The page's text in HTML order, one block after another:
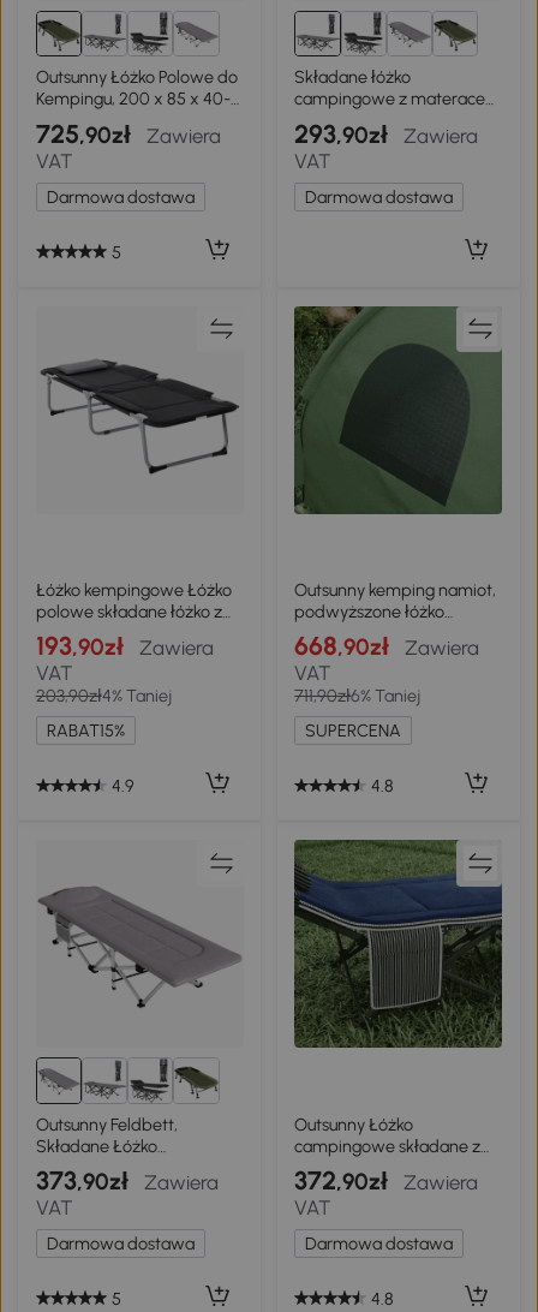
Outsunny Łóżko Polowe do
Kempingu, 200 x 85 x 40-
55 cm, Zielone
725,90zł
Zawiera
VAT
Darmowa dostawa
5
Składane łóżko
campingowe z materacem
i poduszką
293,90zł
Zawiera
VAT
Darmowa dostawa
Łóżko kempingowe Łóżko
polowe składane łóżko z
poduszkami Leżak
kempingowy , czarne
193,90zł
Zawiera
VAT
203,90zł4% Taniej
RABAT15%
4.9
Outsunny kemping namiot,
podwyższone łóżko
kempingowe, łóżko
polowe, namiot kopułowy z
materacem
nadmuchiwanym, leżanka
dla 2 osób, wodoodporny,
z pompką, tafta, zielony dł.
kempingowy łóżko
668,90zł
Zawiera
VAT
711,90zł6% Taniej
SUPERCENA
4.8
Outsunny Feldbett,
Składane Łóżko
Kempingowe z Torbą na
Ramię, Leżanka
Kempingowa z Torbą
Transportową, do 200 kg
Nośności, Poliester Oxford,
373,90zł
Zawiera
VAT
Darmowa dostawa
5
Outsunny Łóżko
campingowe składane z
poduszką i kieszenią
boczną
372,90zł
Zawiera
VAT
Darmowa dostawa
4.8